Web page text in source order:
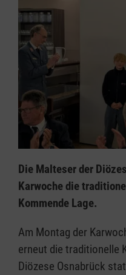
Die Malteser der
Karwoche die
Kommende Lage.
Am Montag der
erneut die traditionelle
Diözese Osnabrück